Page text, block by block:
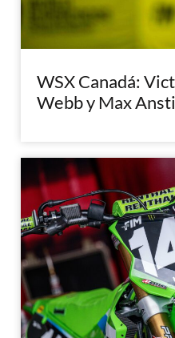
WSX Canadá:
Webb y Max